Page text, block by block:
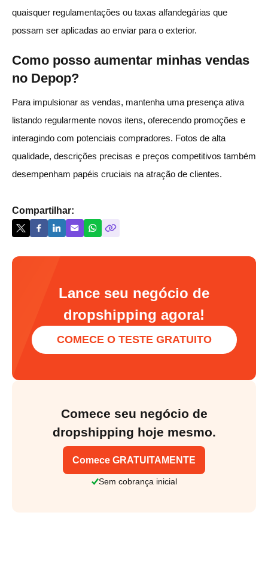
quaisquer regulamentações ou taxas alfandegárias que
possam ser aplicadas ao enviar para o exterior.
Como posso aumentar minhas vendas
no Depop?
Para impulsionar as vendas, mantenha uma presença ativa
listando regularmente novos itens, oferecendo promoções e
interagindo com potenciais compradores. Fotos de alta
qualidade, descrições precisas e preços competitivos também
desempenham papéis cruciais na atração de clientes.
Compartilhar:
Lance seu negócio de
dropshipping agora!
COMECE O TESTE GRATUITO
Comece seu negócio de
dropshipping hoje mesmo.
Comece GRATUITAMENTE
Sem cobrança inicial